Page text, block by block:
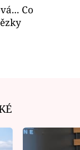
Co